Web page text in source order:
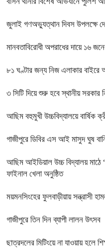
জুলাই গণঅভ্যুত্থান দিবস উপলক্ষে
মানবতাবিরোধী অপরাধের দায়ে ১৬
৮১ ঘণ্টার জন্য নিজ এলাকার বাইরে
৩ সিটি দিয়ে শুরু হবে স্থানীয় সরকার
আছিম বহুমুখী উচ্চবিদ্যালয়ে বার্ষিক
গাজীপুরে ডিবির এস আই মাসুদ ঘুষ
আছিম আইডিয়াল উচ্চ বিদ্যালয় মাঠে
ফাইনাল খেলা অনুষ্ঠিত
ময়মনসিংহের ফুলবাড়ীয়ায়
গাজীপুরে তিন দিন ব্যাপী লালন উৎসব
ছাত্রদলের মিটিংয়ে না যাওয়ায় হলে